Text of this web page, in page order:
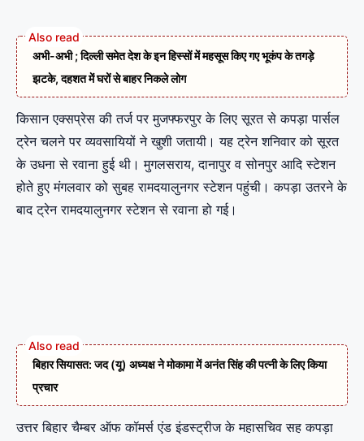
अभी-अभी ; दिल्ली समेत देश के इन हिस्सों में महसूस किए गए भूकंप के तगड़े
झटके, दहशत में घरों से बाहर निकले लोग
किसान एक्सप्रेस की तर्ज पर मुजफ्फरपुर के लिए सूरत से कपड़ा पार्सल
ट्रेन चलने पर व्यवसायियों ने खुशी जतायी। यह ट्रेन शनिवार को सूरत
के उधना से रवाना हुई थी। मुगलसराय, दानापुर व सोनपुर आदि स्टेशन
होते हुए मंगलवार को सुबह रामदयालुनगर स्टेशन पहुंची। कपड़ा उतरने के
बाद ट्रेन रामदयालुनगर स्टेशन से रवाना हो गई।
बिहार सियासत: जद (यू) अध्यक्ष ने मोकामा में अनंत सिंह की पत्नी के लिए किया
प्रचार
उत्तर बिहार चैम्बर ऑफ कॉमर्स एंड इंडस्ट्रीज के महासचिव सह कपड़ा